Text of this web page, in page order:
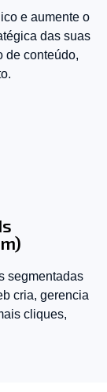
e aumente o
das suas
de conteúdo,
segmentadas
cria, gerencia
cliques,